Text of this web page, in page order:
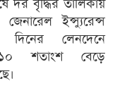
দর বৃদ্ধির তালিকায়
ইন্স্যুরেন্স
লেনদেনে
১০ শতাংশ বেড়ে